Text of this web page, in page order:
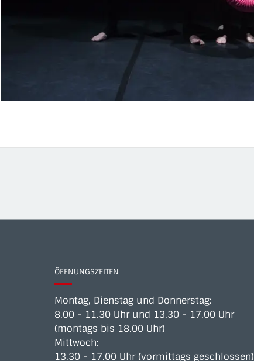
ÖFFNUNGSZEITEN
Montag, Dienstag und Donnerstag:
8.00 - 11.30 Uhr und 13.30 - 17.00 Uhr
(montags bis 18.00 Uhr)
Mittwoch:
13.30 - 17.00 Uhr (vormittags geschlossen)